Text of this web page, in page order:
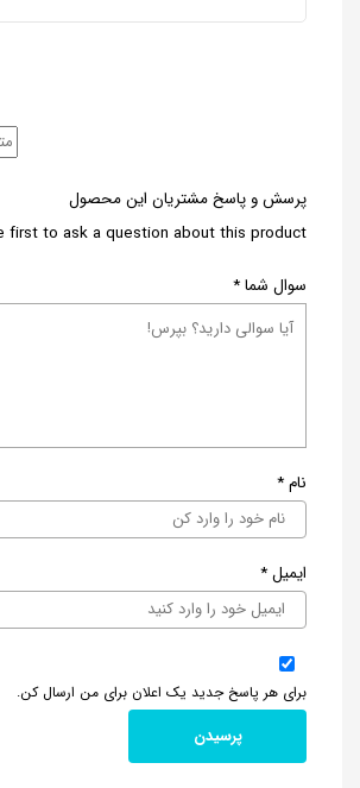
پرسش و پاسخ مشتریان این محصول
first to ask a question about this product.
سوال شما*
نام*
ایمیل*
برای هر پاسخ جدید یک اعلان برای من ارسال کن.